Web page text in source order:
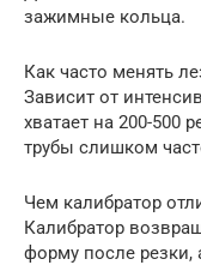
зажимные кольца.
Как часто менять
Зависит от
хватает на 200-500
трубы слишком
Чем калибратор
Калибратор
форму после резки,